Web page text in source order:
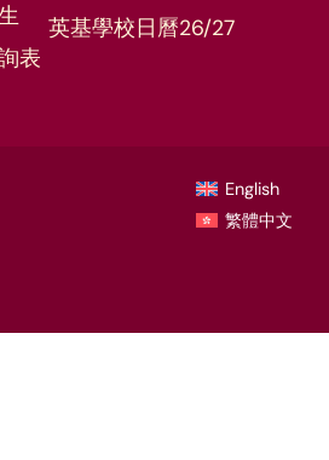
表
英基學校日曆26/27
English
繁體中文